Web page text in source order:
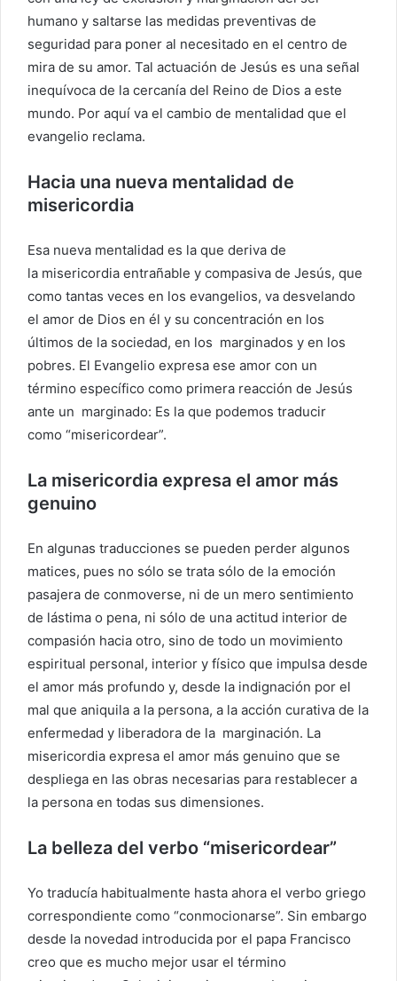
humano y saltarse las medidas preventivas de
seguridad para poner al necesitado en el centro de
mira de su amor. Tal actuación de Jesús es una señal
inequívoca de la cercanía del Reino de Dios a este
mundo. Por aquí va el cambio de mentalidad que el
evangelio reclama.
Hacia una nueva mentalidad de
misericordia
Esa nueva mentalidad es la que deriva de
la misericordia entrañable y compasiva de Jesús, que
como tantas veces en los evangelios, va desvelando
el amor de Dios en él y su concentración en los
últimos de la sociedad, en los marginados y en los
pobres. El Evangelio expresa ese amor con un
término específico como primera reacción de Jesús
ante un marginado: Es la que podemos traducir
como “misericordear”.
La misericordia expresa el amor más
genuino
En algunas traducciones se pueden perder algunos
matices, pues no sólo se trata sólo de la emoción
pasajera de conmoverse, ni de un mero sentimiento
de lástima o pena, ni sólo de una actitud interior de
compasión hacia otro, sino de todo un movimiento
espiritual personal, interior y físico que impulsa desde
el amor más profundo y, desde la indignación por el
mal que aniquila a la persona, a la acción curativa de la
enfermedad y liberadora de la marginación. La
misericordia expresa el amor más genuino que se
despliega en las obras necesarias para restablecer a
la persona en todas sus dimensiones.
La belleza del verbo “misericordear”
Yo traducía habitualmente hasta ahora el verbo griego
correspondiente como “conmocionarse”. Sin embargo
desde la novedad introducida por el papa Francisco
creo que es mucho mejor usar el término